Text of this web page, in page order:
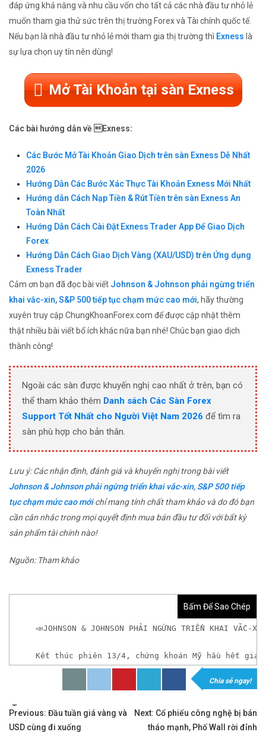
đáp ứng khả năng và nhu cầu vốn cho tất cả các nhà đầu tư nhỏ lẻ
muốn tham gia thử sức trên thị trường Forex và Tài chính quốc tế.
Nếu bạn là nhà đầu tư nhỏ lẻ mới tham gia thị trường thì Exness là
sự lựa chọn uy tín nên dùng!
Mở Tài Khoản tại sàn Exness
Các bài hướng dẫn về Exness:
Các Bước Mở Tài Khoản Giao Dịch trên sàn Exness Dễ Nhất
2026
Hướng Dẫn Các Bước Xác Thực Tài Khoản Exness Mới Nhất
Hướng dẫn Cách Nạp Tiền & Rút Tiền trên sàn Exness An
Toàn Nhất
Hướng Dẫn Cách Cài Đặt Exness Trader App Để Giao Dịch
Forex
Hướng Dẫn Cách Giao Dịch Vàng (XAU/USD) trên Ứng dụng
Exness Trader
Cảm ơn bạn đã đọc bài viết Johnson & Johnson phải ngừng triển
khai vắc-xin, S&P 500 tiếp tục chạm mức cao mới, hãy thường
xuyên truy cập ChungKhoanForex.com để được cập nhật thêm
thật nhiều bài viết bổ ích khác nữa bạn nhé! Chúc bạn giao dịch
thành công!
Ngoài các sàn được khuyến nghị cao nhất ở trên, bạn có
thể tham khảo thêm Danh sách Các Sàn Forex
Support Tốt Nhất cho Người Việt Nam 2026 để tìm ra
sàn phù hợp cho bản thân.
Lưu ý: Các nhận định, đánh giá và khuyến nghị trong bài viết
Johnson & Johnson phải ngừng triển khai vắc-xin, S&P 500 tiếp
tục chạm mức cao mớichỉ mang tính chất tham khảo và do đó bạn
cần cân nhắc trong mọi quyết định mua bán đầu tư đối với bất kỳ
sản phẩm tài chính nào!
Nguồn: Tham khảo
Bấm Để Sao Chép
📣JOHNSON & JOHNSON PHẢI NGỪNG TRIỂN KHAI VẮC-
Kết thúc phiên 13/4, chứng khoán Mỹ hầu hết
𝘟𝘦𝘮 𝘤𝘩𝘪 𝘵𝘪ế𝘵: https://chungkhoanforex.com/
✨🏆𝐗𝐨á 𝐛ỏ 𝐥𝐨 𝐥ắ𝐧𝐠 𝐤𝐡𝐢 𝐭𝐡𝐚𝐦 𝐠𝐢𝐚 𝐭𝐡ị 𝐭𝐫ườ𝐧𝐠 𝐭à𝐢 𝐜𝐡í𝐧𝐡
Chia sẻ ngay!
Tags:
Điều
Previous: Đầu tuần giá vàng và
USD cùng đi xuống
Next: Cổ phiếu công nghệ bị bán
tháo mạnh, Phố Wall rời đỉnh